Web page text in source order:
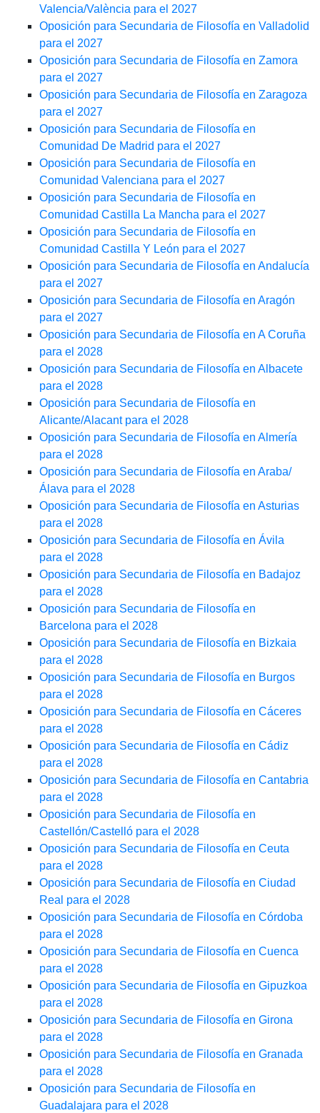
Valencia/València para el 2027
Oposición para Secundaria de Filosofía en Valladolid
para el 2027
Oposición para Secundaria de Filosofía en Zamora
para el 2027
Oposición para Secundaria de Filosofía en Zaragoza
para el 2027
Oposición para Secundaria de Filosofía en
Comunidad De Madrid para el 2027
Oposición para Secundaria de Filosofía en
Comunidad Valenciana para el 2027
Oposición para Secundaria de Filosofía en
Comunidad Castilla La Mancha para el 2027
Oposición para Secundaria de Filosofía en
Comunidad Castilla Y León para el 2027
Oposición para Secundaria de Filosofía en Andalucía
para el 2027
Oposición para Secundaria de Filosofía en Aragón
para el 2027
Oposición para Secundaria de Filosofía en A Coruña
para el 2028
Oposición para Secundaria de Filosofía en Albacete
para el 2028
Oposición para Secundaria de Filosofía en
Alicante/Alacant para el 2028
Oposición para Secundaria de Filosofía en Almería
para el 2028
Oposición para Secundaria de Filosofía en Araba/
Álava para el 2028
Oposición para Secundaria de Filosofía en Asturias
para el 2028
Oposición para Secundaria de Filosofía en Ávila
para el 2028
Oposición para Secundaria de Filosofía en Badajoz
para el 2028
Oposición para Secundaria de Filosofía en
Barcelona para el 2028
Oposición para Secundaria de Filosofía en Bizkaia
para el 2028
Oposición para Secundaria de Filosofía en Burgos
para el 2028
Oposición para Secundaria de Filosofía en Cáceres
para el 2028
Oposición para Secundaria de Filosofía en Cádiz
para el 2028
Oposición para Secundaria de Filosofía en Cantabria
para el 2028
Oposición para Secundaria de Filosofía en
Castellón/Castelló para el 2028
Oposición para Secundaria de Filosofía en Ceuta
para el 2028
Oposición para Secundaria de Filosofía en Ciudad
Real para el 2028
Oposición para Secundaria de Filosofía en Córdoba
para el 2028
Oposición para Secundaria de Filosofía en Cuenca
para el 2028
Oposición para Secundaria de Filosofía en Gipuzkoa
para el 2028
Oposición para Secundaria de Filosofía en Girona
para el 2028
Oposición para Secundaria de Filosofía en Granada
para el 2028
Oposición para Secundaria de Filosofía en
Guadalajara para el 2028